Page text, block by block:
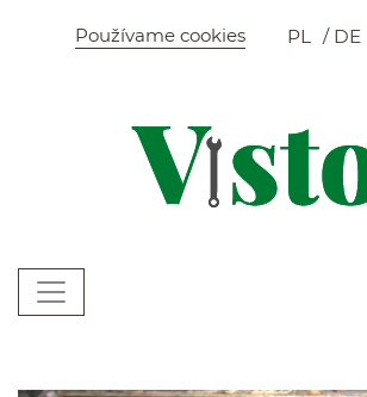
Szybkie menu
Používame cookies PL DE
Menu główne